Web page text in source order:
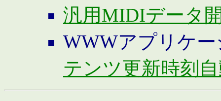
汎用MIDIデータ
WWWアプリケ
テンツ更新時刻